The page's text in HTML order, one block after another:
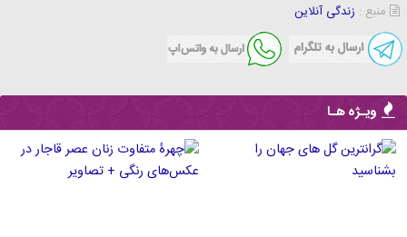
منبع : زندگی آنلاین
ویـژه هـا